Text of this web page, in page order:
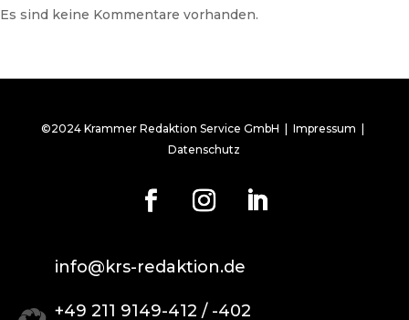
Es sind keine Kommentare vorhanden.
©2024 Krammer Redaktion Service GmbH |Impressum
Datenschutz
info@krs-redaktion.de
+49 211 9149-412 / -402